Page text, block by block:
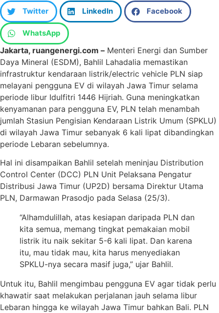
Twitter LinkedIn Facebook
WhatsApp
Jakarta, ruangenergi.com – Menteri Energi dan Sumber
Daya Mineral (ESDM), Bahlil Lahadalia memastikan
infrastruktur kendaraan listrik/electric vehicle PLN siap
melayani pengguna EV di wilayah Jawa Timur selama
periode libur Idulfitri 1446 Hijriah. Guna meningkatkan
kenyamanan para pengguna EV, PLN telah menambah
jumlah Stasiun Pengisian Kendaraan Listrik Umum (SPKLU)
di wilayah Jawa Timur sebanyak 6 kali lipat dibandingkan
periode Lebaran sebelumnya.
Hal ini disampaikan Bahlil setelah meninjau Distribution
Control Center (DCC) PLN Unit Pelaksana Pengatur
Distribusi Jawa Timur (UP2D) bersama Direktur Utama
PLN, Darmawan Prasodjo pada Selasa (25/3).
“Alhamdulillah, atas kesiapan daripada PLN dan
kita semua, memang tingkat pemakaian mobil
listrik itu naik sekitar 5-6 kali lipat. Dan karena
itu, mau tidak mau, kita harus menyediakan
SPKLU-nya secara masif juga,” ujar Bahlil.
Untuk itu, Bahlil mengimbau pengguna EV agar tidak perlu
khawatir saat melakukan perjalanan jauh selama libur
Lebaran hingga ke wilayah Jawa Timur bahkan Bali. PLN